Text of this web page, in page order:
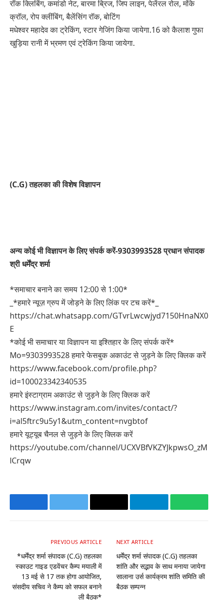
रॉक क्लिबिंग, कमांडो नेट, बारमा ब्रिज, जिप लाइन, पेलेंरल रोल, मंकि
क्रॉल, रोप क्लींबिंग, बैलेंसिंग रॉक, बोटिंग
मधेश्वर महादेव का ट्रेकिंग, स्टार गेजिंग किया जायेगा.16 को कैलाश गुफा
खुड़िया रानी में भ्रमण एवं ट्रेकिंग किया जायेगा.
(C.G) तहलका की विशेष विज्ञापन
अन्य कोई भी विज्ञापन के लिए संपर्क करें-9303993528 प्रधान संपादक
श्री धर्मेंद्र शर्मा
*समाचार बनाने का समय 12:00 से 1:00*
_*हमारे न्यूज़ ग्रुप में जोड़ने के लिए लिंक पर टच करें*_
https://chat.whatsapp.com/GTvrLwcwjyd7150HnaNX0
E
*कोई भी समाचार या विज्ञापन या इश्तिहार के लिए संपर्क करें*
Mo=9303993528 हमारे फेसबुक अकाउंट से जुड़ने के लिए क्लिक करें
https://www.facebook.com/profile.php?
id=100023342340535
हमारे इंस्टाग्राम अकाउंट से जुड़ने के लिए क्लिक करें
https://www.instagram.com/invites/contact/?
i=al5ftrc9u5y1&utm_content=nvgbtof
हमारे यूट्यूब चैनल से जुड़ने के लिए क्लिक करें
https://youtube.com/channel/UCXVBfVKZYJkpwsO_zM
lCrqw
FacebookTwitter Email Telegram
PREVIOUS ARTICLE
*धर्मेंद्र शर्मा संपादक (C.G) तहलका
स्काउट गाइड एडवेंचर कैम्प मयाली में
13 मई से 17 तक होगा आयोजित,
संसदीय सचिव ने कैम्प को सफल बनाने
ली बैठक*
NEXT ARTICLE
धर्मेंद्र शर्मा संपादक (C.G) तहलका
शांति और सद्भाव के साथ मनाया जायेगा
सालाना उर्स कार्यक्रम शांति समिति की
बैठक सम्पन्न